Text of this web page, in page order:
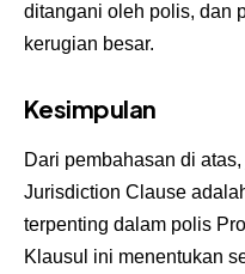
ditangani oleh polis, dan
kerugian besar.
Kesimpulan
Dari pembahasan di
Jurisdiction Clause
terpenting dalam polis
Klausul ini menentukan